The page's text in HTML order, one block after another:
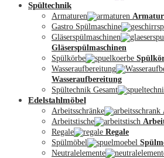
Kontakt
Spültechnik
Armaturen
Gastro Spülmaschine
Gläserspülmaschinen
Gläserspülmaschinen
Spülkörbe
Wasseraufbereitung
Wasseraufbereitung
Spültechnik Gesamt
Edelstahlmöbel
Arbeitsschränke
Arbeitstische
Regale
Regale
Spülmöbel
Neutralelemente